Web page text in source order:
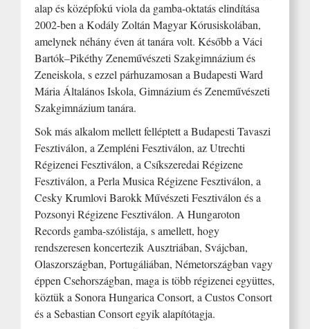
alap és középfokú viola da gamba-oktatás elindítása
2002-ben a Kodály Zoltán Magyar Kórusiskolában,
amelynek néhány éven át tanára volt. Később a Váci
Bartók–Pikéthy Zeneművészeti Szakgimnázium és
Zeneiskola, s ezzel párhuzamosan a Budapesti Ward
Mária Általános Iskola, Gimnázium és Zeneművészeti
Szakgimnázium tanára.
Sok más alkalom mellett felléptett a Budapesti Tavaszi
Fesztiválon, a Zempléni Fesztiválon, az Utrechti
Régizenei Fesztiválon, a Csíkszeredai Régizene
Fesztiválon, a Perla Musica Régizene Fesztiválon, a
Cesky Krumlovi Barokk Művészeti Fesztiválon és a
Pozsonyi Régizene Fesztiválon. A Hungaroton
Records gamba-szólistája, s amellett, hogy
rendszeresen koncertezik Ausztriában, Svájcban,
Olaszországban, Portugáliában, Németországban vagy
éppen Csehországban, maga is több régizenei együttes,
köztük a Sonora Hungarica Consort, a Custos Consort
és a Sebastian Consort egyik alapítótagja.